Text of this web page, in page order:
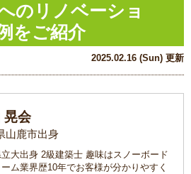
のリノベーショ
をご紹介
2025.02.16 (Sun) 更新
晃会
山鹿市出身
大出身 2級建築士 趣味はスノーボード
ーム業界歴10年でお客様が分かりやすく